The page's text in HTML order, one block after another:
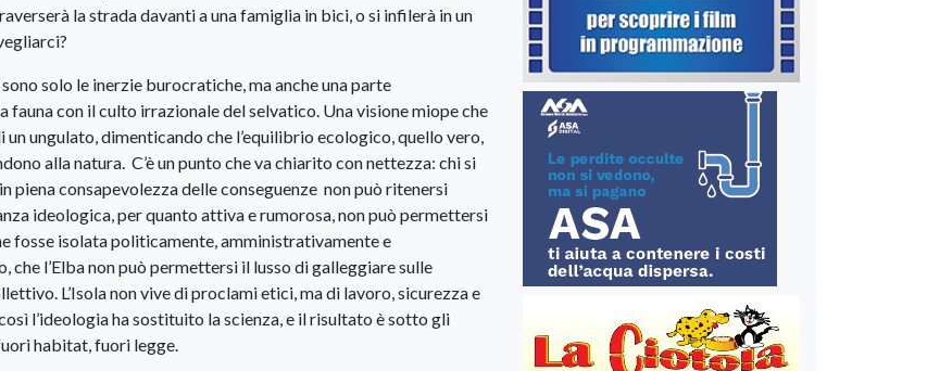
la strada davanti a una famiglia in bici, o si infilerà in un
solo le inerzie burocratiche, ma anche una parte
con il culto irrazionale del selvatico. Una visione miope che
ungulato, dimenticando che l’equilibrio ecologico, quello vero,
alla natura. C’è un punto che va chiarito con nettezza: chi si
piena consapevolezza delle conseguenze non può ritenersi
ideologica, per quanto attiva e rumorosa, non può permettersi
fosse isolata politicamente, amministrativamente e
l’Elba non può permettersi il lusso di galleggiare sulle
L’Isola non vive di proclami etici, ma di lavoro, sicurezza e
l’ideologia ha sostituito la scienza, e il risultato è sotto gli
habitat, fuori legge.